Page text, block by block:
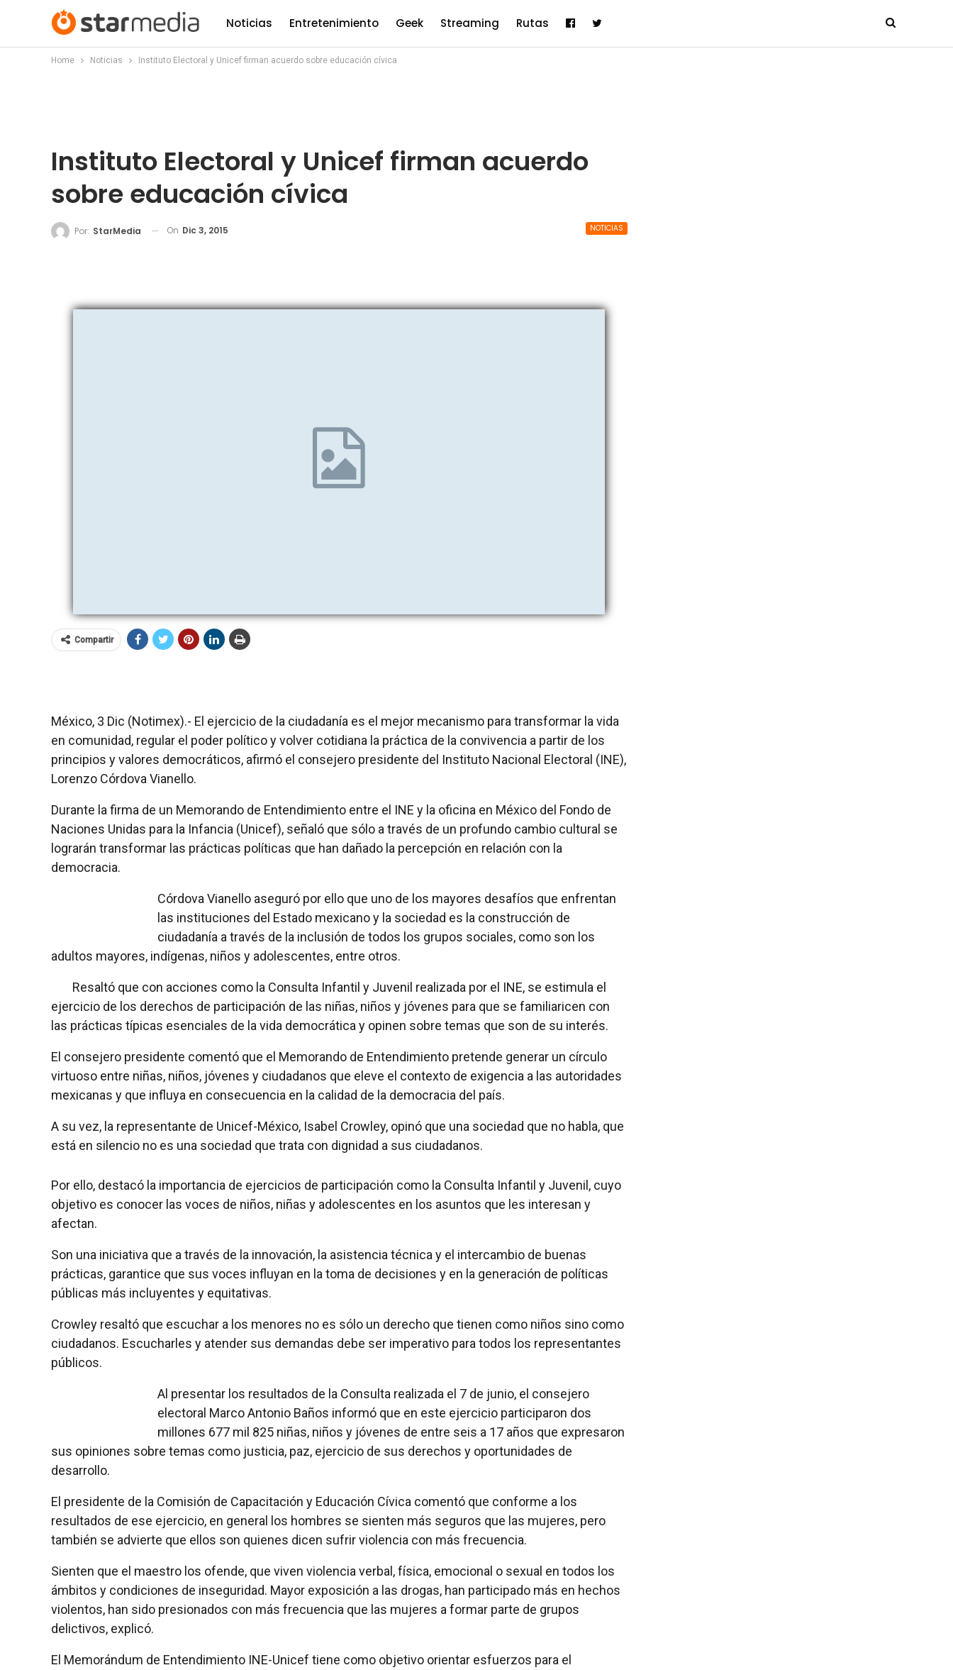
Noticias Entretenimiento Geek Streaming Rutas
Home Noticias Instituto Electoral y Unicef firman acuerdo sobre educación cívica
Instituto Electoral y Unicef firman acuerdo
sobre educación cívica
NOTICIAS
Por: StarMedia On Dic 3, 2015
Compartir
México, 3 Dic (Notimex).- El ejercicio de la ciudadanía es el mejor mecanismo para transformar la vida
en comunidad, regular el poder político y volver cotidiana la práctica de la convivencia a partir de los
principios y valores democráticos, afirmó el consejero presidente del Instituto Nacional Electoral (INE),
Lorenzo Córdova Vianello.
Durante la firma de un Memorando de Entendimiento entre el INE y la oficina en México del Fondo de
Naciones Unidas para la Infancia (Unicef), señaló que sólo a través de un profundo cambio cultural se
lograrán transformar las prácticas políticas que han dañado la percepción en relación con la
democracia.
Córdova Vianello aseguró por ello que uno de los mayores desafíos que enfrentan
las instituciones del Estado mexicano y la sociedad es la construcción de
ciudadanía a través de la inclusión de todos los grupos sociales, como son los
adultos mayores, indígenas, niños y adolescentes, entre otros.
Resaltó que con acciones como la Consulta Infantil y Juvenil realizada por el INE, se estimula el
ejercicio de los derechos de participación de las niñas, niños y jóvenes para que se familiaricen con
las prácticas típicas esenciales de la vida democrática y opinen sobre temas que son de su interés.
El consejero presidente comentó que el Memorando de Entendimiento pretende generar un círculo
virtuoso entre niñas, niños, jóvenes y ciudadanos que eleve el contexto de exigencia a las autoridades
mexicanas y que influya en consecuencia en la calidad de la democracia del país.
A su vez, la representante de Unicef-México, Isabel Crowley, opinó que una sociedad que no habla, que
está en silencio no es una sociedad que trata con dignidad a sus ciudadanos.
Por ello, destacó la importancia de ejercicios de participación como la Consulta Infantil y Juvenil, cuyo
objetivo es conocer las voces de niños, niñas y adolescentes en los asuntos que les interesan y
afectan.
Son una iniciativa que a través de la innovación, la asistencia técnica y el intercambio de buenas
prácticas, garantice que sus voces influyan en la toma de decisiones y en la generación de políticas
públicas más incluyentes y equitativas.
Crowley resaltó que escuchar a los menores no es sólo un derecho que tienen como niños sino como
ciudadanos. Escucharles y atender sus demandas debe ser imperativo para todos los representantes
públicos.
Al presentar los resultados de la Consulta realizada el 7 de junio, el consejero
electoral Marco Antonio Baños informó que en este ejercicio participaron dos
millones 677 mil 825 niñas, niños y jóvenes de entre seis a 17 años que expresaron
sus opiniones sobre temas como justicia, paz, ejercicio de sus derechos y oportunidades de
desarrollo.
El presidente de la Comisión de Capacitación y Educación Cívica comentó que conforme a los
resultados de ese ejercicio, en general los hombres se sienten más seguros que las mujeres, pero
también se advierte que ellos son quienes dicen sufrir violencia con más frecuencia.
Sienten que el maestro los ofende, que viven violencia verbal, física, emocional o sexual en todos los
ámbitos y condiciones de inseguridad. Mayor exposición a las drogas, han participado más en hechos
violentos, han sido presionados con más frecuencia que las mujeres a formar parte de grupos
delictivos, explicó.
El Memorándum de Entendimiento INE-Unicef tiene como objetivo orientar esfuerzos para el